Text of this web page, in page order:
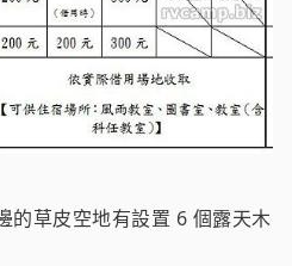
的草皮空地有設置 6 個露天木